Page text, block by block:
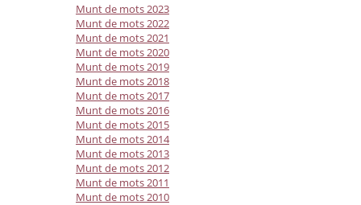
Munt de mots 2023
Munt de mots 2022
Munt de mots 2021
Munt de mots 2020
Munt de mots 2019
Munt de mots 2018
Munt de mots 2017
Munt de mots 2016
Munt de mots 2015
Munt de mots 2014
Munt de mots 2013
Munt de mots 2012
Munt de mots 2011
Munt de mots 2010